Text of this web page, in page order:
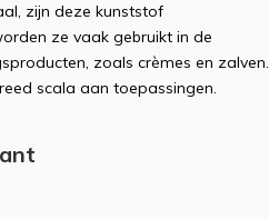
zijn deze kunststof
ze vaak gebruikt in de
zoals crèmes en zalven.
scala aan toepassingen.